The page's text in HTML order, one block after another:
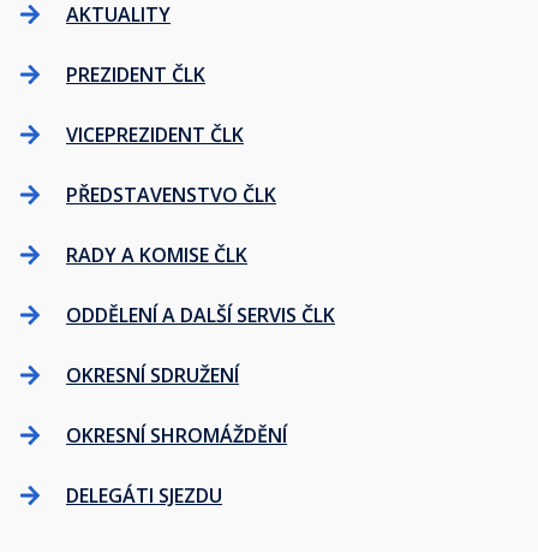
AKTUALITY
PREZIDENT ČLK
VICEPREZIDENT ČLK
PŘEDSTAVENSTVO ČLK
RADY A KOMISE ČLK
ODDĚLENÍ A DALŠÍ SERVIS ČLK
OKRESNÍ SDRUŽENÍ
OKRESNÍ SHROMÁŽDĚNÍ
DELEGÁTI SJEZDU